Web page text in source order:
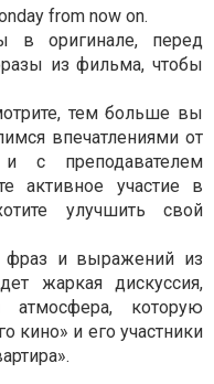
from now on.
в оригинале, перед
из фильма, чтобы
тем больше вы
впечатлениями от
с преподавателем
активное участие в
улучшить свой
фраз и выражений из
жаркая дискуссия,
которую
кино» и его участники